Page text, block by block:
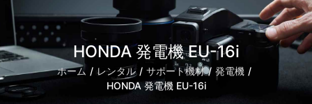
HONDA 発電機 EU-16i
ホーム レンタル サポート機材
発電機
HONDA 発電機 EU-16i